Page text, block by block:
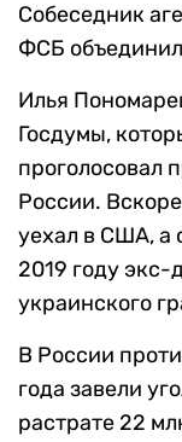
Собеседник
ФСБ
Илья
Госдумы,
проголосовал
России.
уехал в США, а
2019 году экс-
украинского
В России
года завели
растрате 22